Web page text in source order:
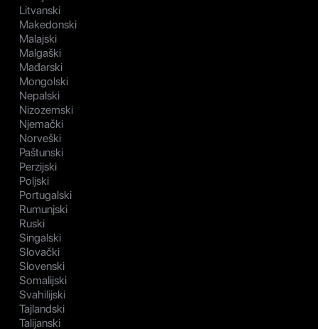
Litvanski
Makedonski
Malajski
Malgaški
Mađarski
Mongolski
Nepalski
Nizozemski
Njemački
Norveški
Paštunski
Perzijski
Poljski
Portugalski
Rumunjski
Ruski
Singalski
Slovački
Slovenski
Somalijski
Svahilijski
Tajlandski
Talijanski